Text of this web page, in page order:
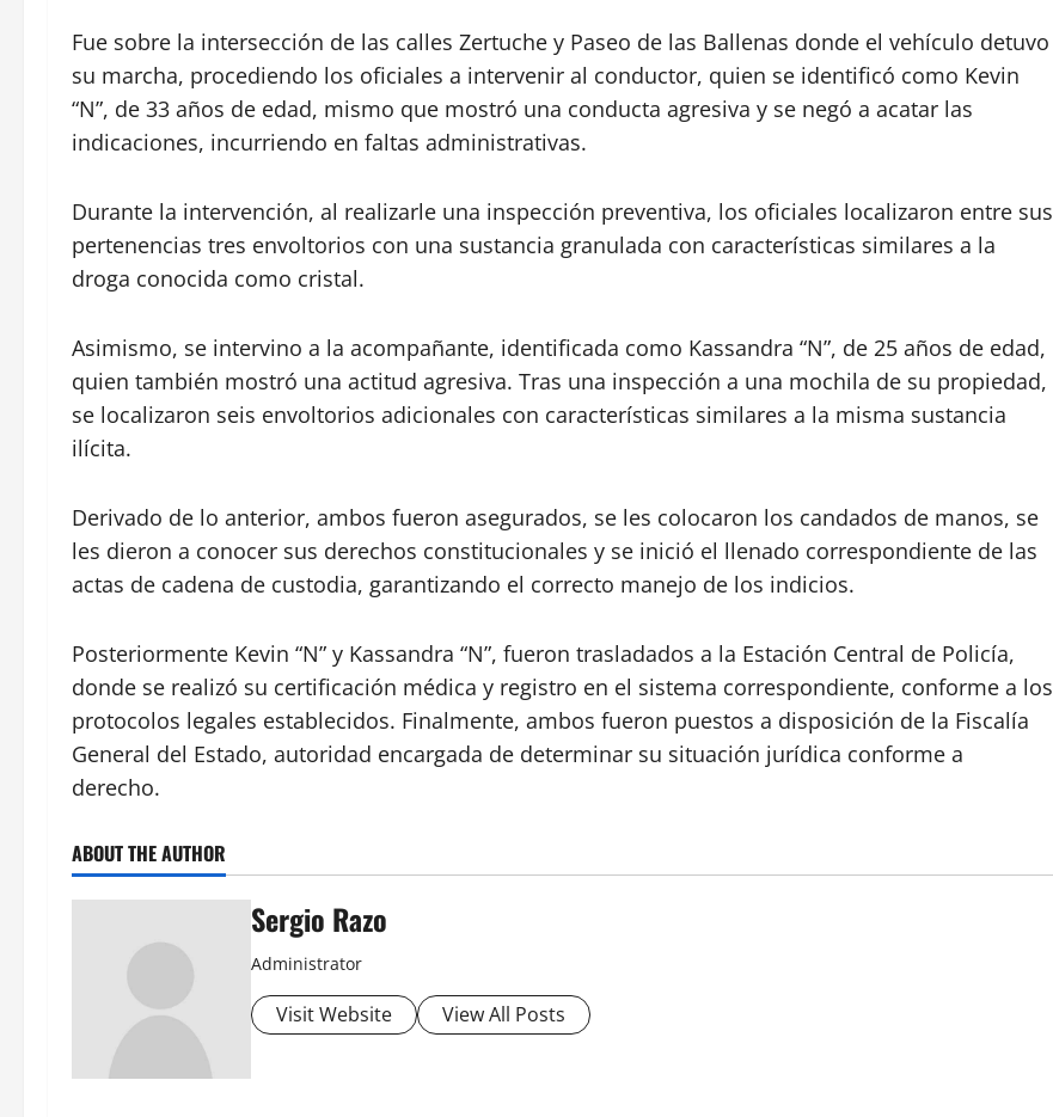
Fue sobre la intersección de las calles Zertuche y Paseo de las Ballenas donde el vehículo detuvo
su marcha, procediendo los oficiales a intervenir al conductor, quien se identificó como Kevin
“N”, de 33 años de edad, mismo que mostró una conducta agresiva y se negó a acatar las
indicaciones, incurriendo en faltas administrativas.
Durante la intervención, al realizarle una inspección preventiva, los oficiales localizaron entre sus
pertenencias tres envoltorios con una sustancia granulada con características similares a la
droga conocida como cristal.
Asimismo, se intervino a la acompañante, identificada como Kassandra “N”, de 25 años de edad,
quien también mostró una actitud agresiva. Tras una inspección a una mochila de su propiedad,
se localizaron seis envoltorios adicionales con características similares a la misma sustancia
ilícita.
Derivado de lo anterior, ambos fueron asegurados, se les colocaron los candados de manos, se
les dieron a conocer sus derechos constitucionales y se inició el llenado correspondiente de las
actas de cadena de custodia, garantizando el correcto manejo de los indicios.
Posteriormente Kevin “N” y Kassandra “N”, fueron trasladados a la Estación Central de Policía,
donde se realizó su certificación médica y registro en el sistema correspondiente, conforme a los
protocolos legales establecidos. Finalmente, ambos fueron puestos a disposición de la Fiscalía
General del Estado, autoridad encargada de determinar su situación jurídica conforme a
derecho.
ABOUT THE AUTHOR
Sergio Razo
Administrator
Visit Website View All Posts